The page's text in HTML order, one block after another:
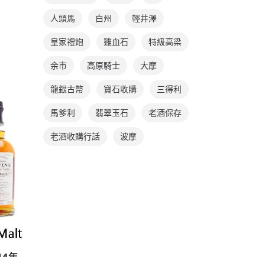
人頭馬 白州 輕井澤
皇家禮炮 雞血石 特級高梁
余市 高原騎士 大摩
龍銀古幣 寶石收購 三得利
馬爹利 翡翠玉石 老酒保存
老酒收購行話 波摩